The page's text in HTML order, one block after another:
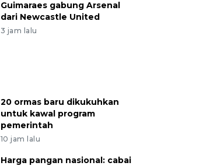
Guimaraes gabung Arsenal
dari Newcastle United
3 jam lalu
20 ormas baru dikukuhkan
untuk kawal program
pemerintah
10 jam lalu
Harga pangan nasional: cabai